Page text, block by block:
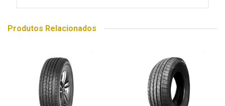
Produtos Relacionados